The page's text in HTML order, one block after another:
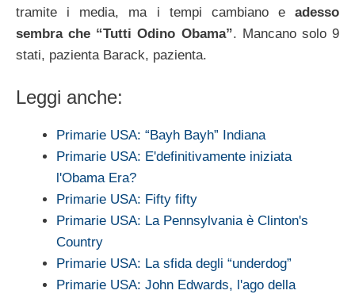
tramite i media, ma i tempi cambiano e adesso
sembra che “Tutti Odino Obama”. Mancano solo 9
stati, pazienta Barack, pazienta.
Leggi anche:
Primarie USA: “Bayh Bayh” Indiana
Primarie USA: E'definitivamente iniziata
l'Obama Era?
Primarie USA: Fifty fifty
Primarie USA: La Pennsylvania è Clinton's
Country
Primarie USA: La sfida degli “underdog”
Primarie USA: John Edwards, l'ago della